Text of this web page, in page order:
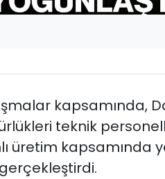
kapsamında,
teknik
üretim kapsamında